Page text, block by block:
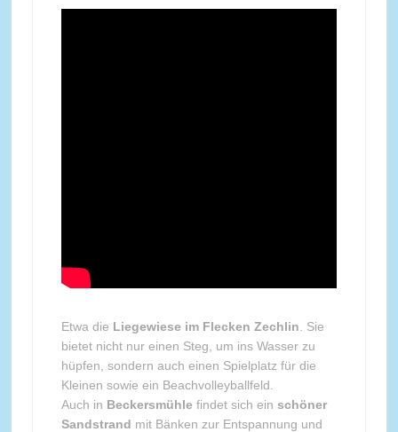
Etwa die Liegewiese im Flecken Zechlin . Sie
bietet nicht nur einen Steg, um ins Wasser zu
hüpfen, sondern auch einen Spielplatz für die
Kleinen sowie ein Beachvolleyballfeld.
Auch in Beckersmühle findet sich ein schöner
Sandstrand mit Bänken zur Entspannung und